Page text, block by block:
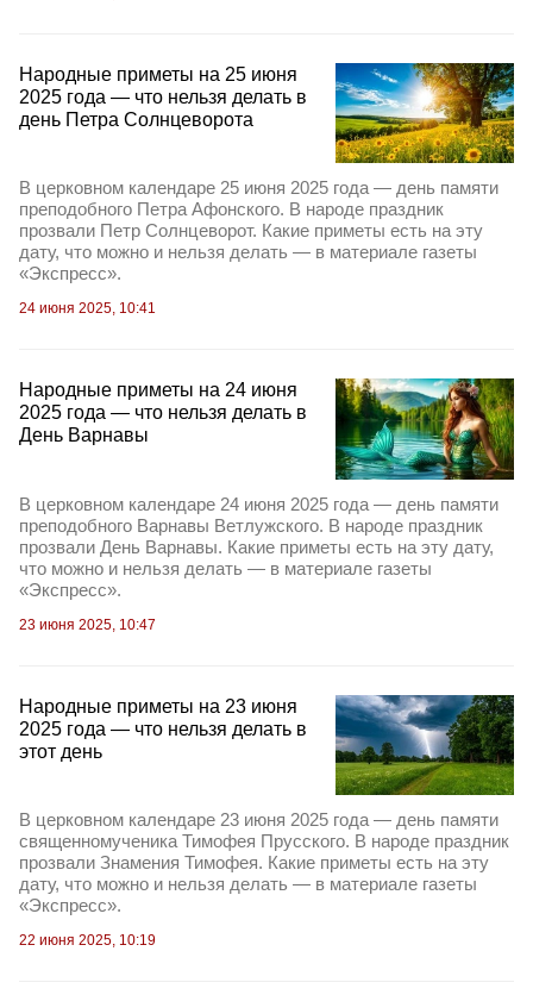
Народные приметы на 25 июня
2025 года — что нельзя делать в
день Петра Солнцеворота
В церковном календаре 25 июня 2025 года — день памяти
преподобного Петра Афонского. В народе праздник
прозвали Петр Солнцеворот. Какие приметы есть на эту
дату, что можно и нельзя делать — в материале газеты
«Экспресс».
24 июня 2025, 10:41
Народные приметы на 24 июня
2025 года — что нельзя делать в
День Варнавы
В церковном календаре 24 июня 2025 года — день памяти
преподобного Варнавы Ветлужского. В народе праздник
прозвали День Варнавы. Какие приметы есть на эту дату,
что можно и нельзя делать — в материале газеты
«Экспресс».
23 июня 2025, 10:47
Народные приметы на 23 июня
2025 года — что нельзя делать в
этот день
В церковном календаре 23 июня 2025 года — день памяти
священномученика Тимофея Прусского. В народе праздник
прозвали Знамения Тимофея. Какие приметы есть на эту
дату, что можно и нельзя делать — в материале газеты
«Экспресс».
22 июня 2025, 10:19